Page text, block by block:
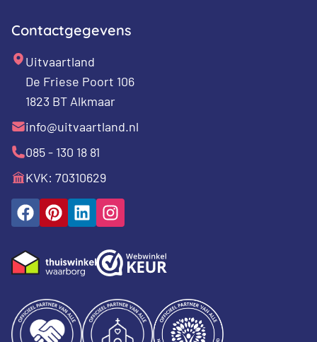
Contactgegevens
Uitvaartland
De Friese Poort 106
1823 BT Alkmaar
info@uitvaartland.nl
085 - 130 18 81
KVK: 70310629